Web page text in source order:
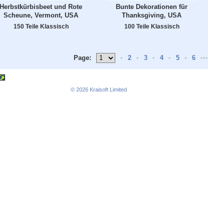
Herbstkürbisbeet und Rote
Scheune, Vermont, USA
150 Teile Klassisch
Bunte Dekorationen für
Thanksgiving, USA
100 Teile Klassisch
Page: • 2 • 3 • 4 • 5 • 6 •••
© 2026 Kraisoft Limited